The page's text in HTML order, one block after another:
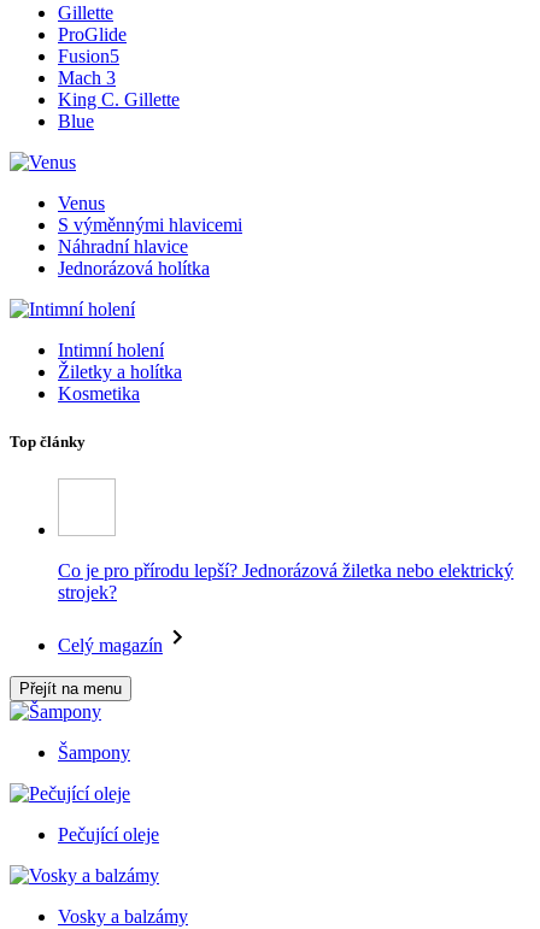
Gillette
ProGlide
Fusion5
Mach 3
King C. Gillette
Blue
Venus
S výměnnými hlavicemi
Náhradní hlavice
Jednorázová holítka
Intimní holení
Žiletky a holítka
Kosmetika
Top články
Co je pro přírodu lepší? Jednorázová žiletka nebo elektrický
strojek?
Celý magazín
Přejít na menu
Šampony
Pečující oleje
Vosky a balzámy